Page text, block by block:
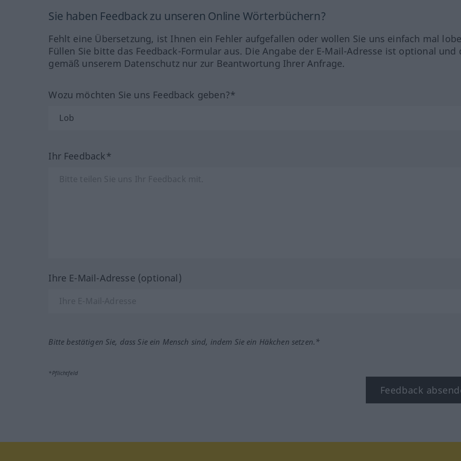
Sie haben Feedback zu unseren Online Wörterbüchern?
Fehlt eine Übersetzung, ist Ihnen ein Fehler aufgefallen oder wollen Sie uns einfach mal
Füllen Sie bitte das Feedback-Formular aus. Die Angabe der E-Mail-Adresse ist optional und
gemäß unserem Datenschutz nur zur Beantwortung Ihrer Anfrage.
Wozu möchten Sie uns Feedback geben?*
Ihr Feedback*
Ihre E-Mail-Adresse (optional)
Bitte bestätigen Sie, dass Sie ein Mensch sind, indem Sie ein Häkchen setzen.*
*Pflichtfeld
Feedback